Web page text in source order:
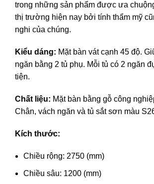
trong những sản phẩm được ưa
thị trường hiện nay bởi tính thẩm mỹ
nghi của chúng.
Kiểu dáng: Mặt bàn vát cạnh 45 độ.
ngăn bằng 2 tủ phụ. Mỗi tủ có 2 ngăn
tiện.
Chất liệu: Mặt bàn bằng gỗ công
Chân, vách ngăn và tủ sắt sơn màu
Kích thước:
Chiều rộng: 2750 (mm)
Chiều sâu: 1200 (mm)